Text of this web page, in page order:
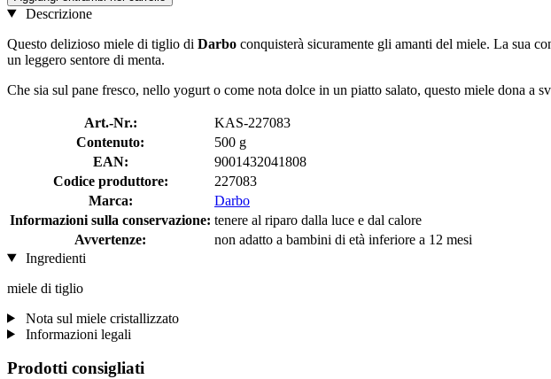
Descrizione
Questo delizioso miele di tiglio di Darbo conquisterà sicuramente gli amanti del miele. La sua
un leggero sentore di menta.
Che sia sul pane fresco, nello yogurt o come nota dolce in un piatto salato, questo miele dona a
Art.-Nr.:
KAS-227083
Contenuto:
500 g
EAN:
9001432041808
Codice produttore:
227083
Marca:
Darbo
Informazioni sulla conservazione: tenere al riparo dalla luce e dal calore
Avvertenze:
non adatto a bambini di età inferiore a 12 mesi
Ingredienti
miele di tiglio
Nota sul miele cristallizzato
Informazioni legali
Prodotti consigliati